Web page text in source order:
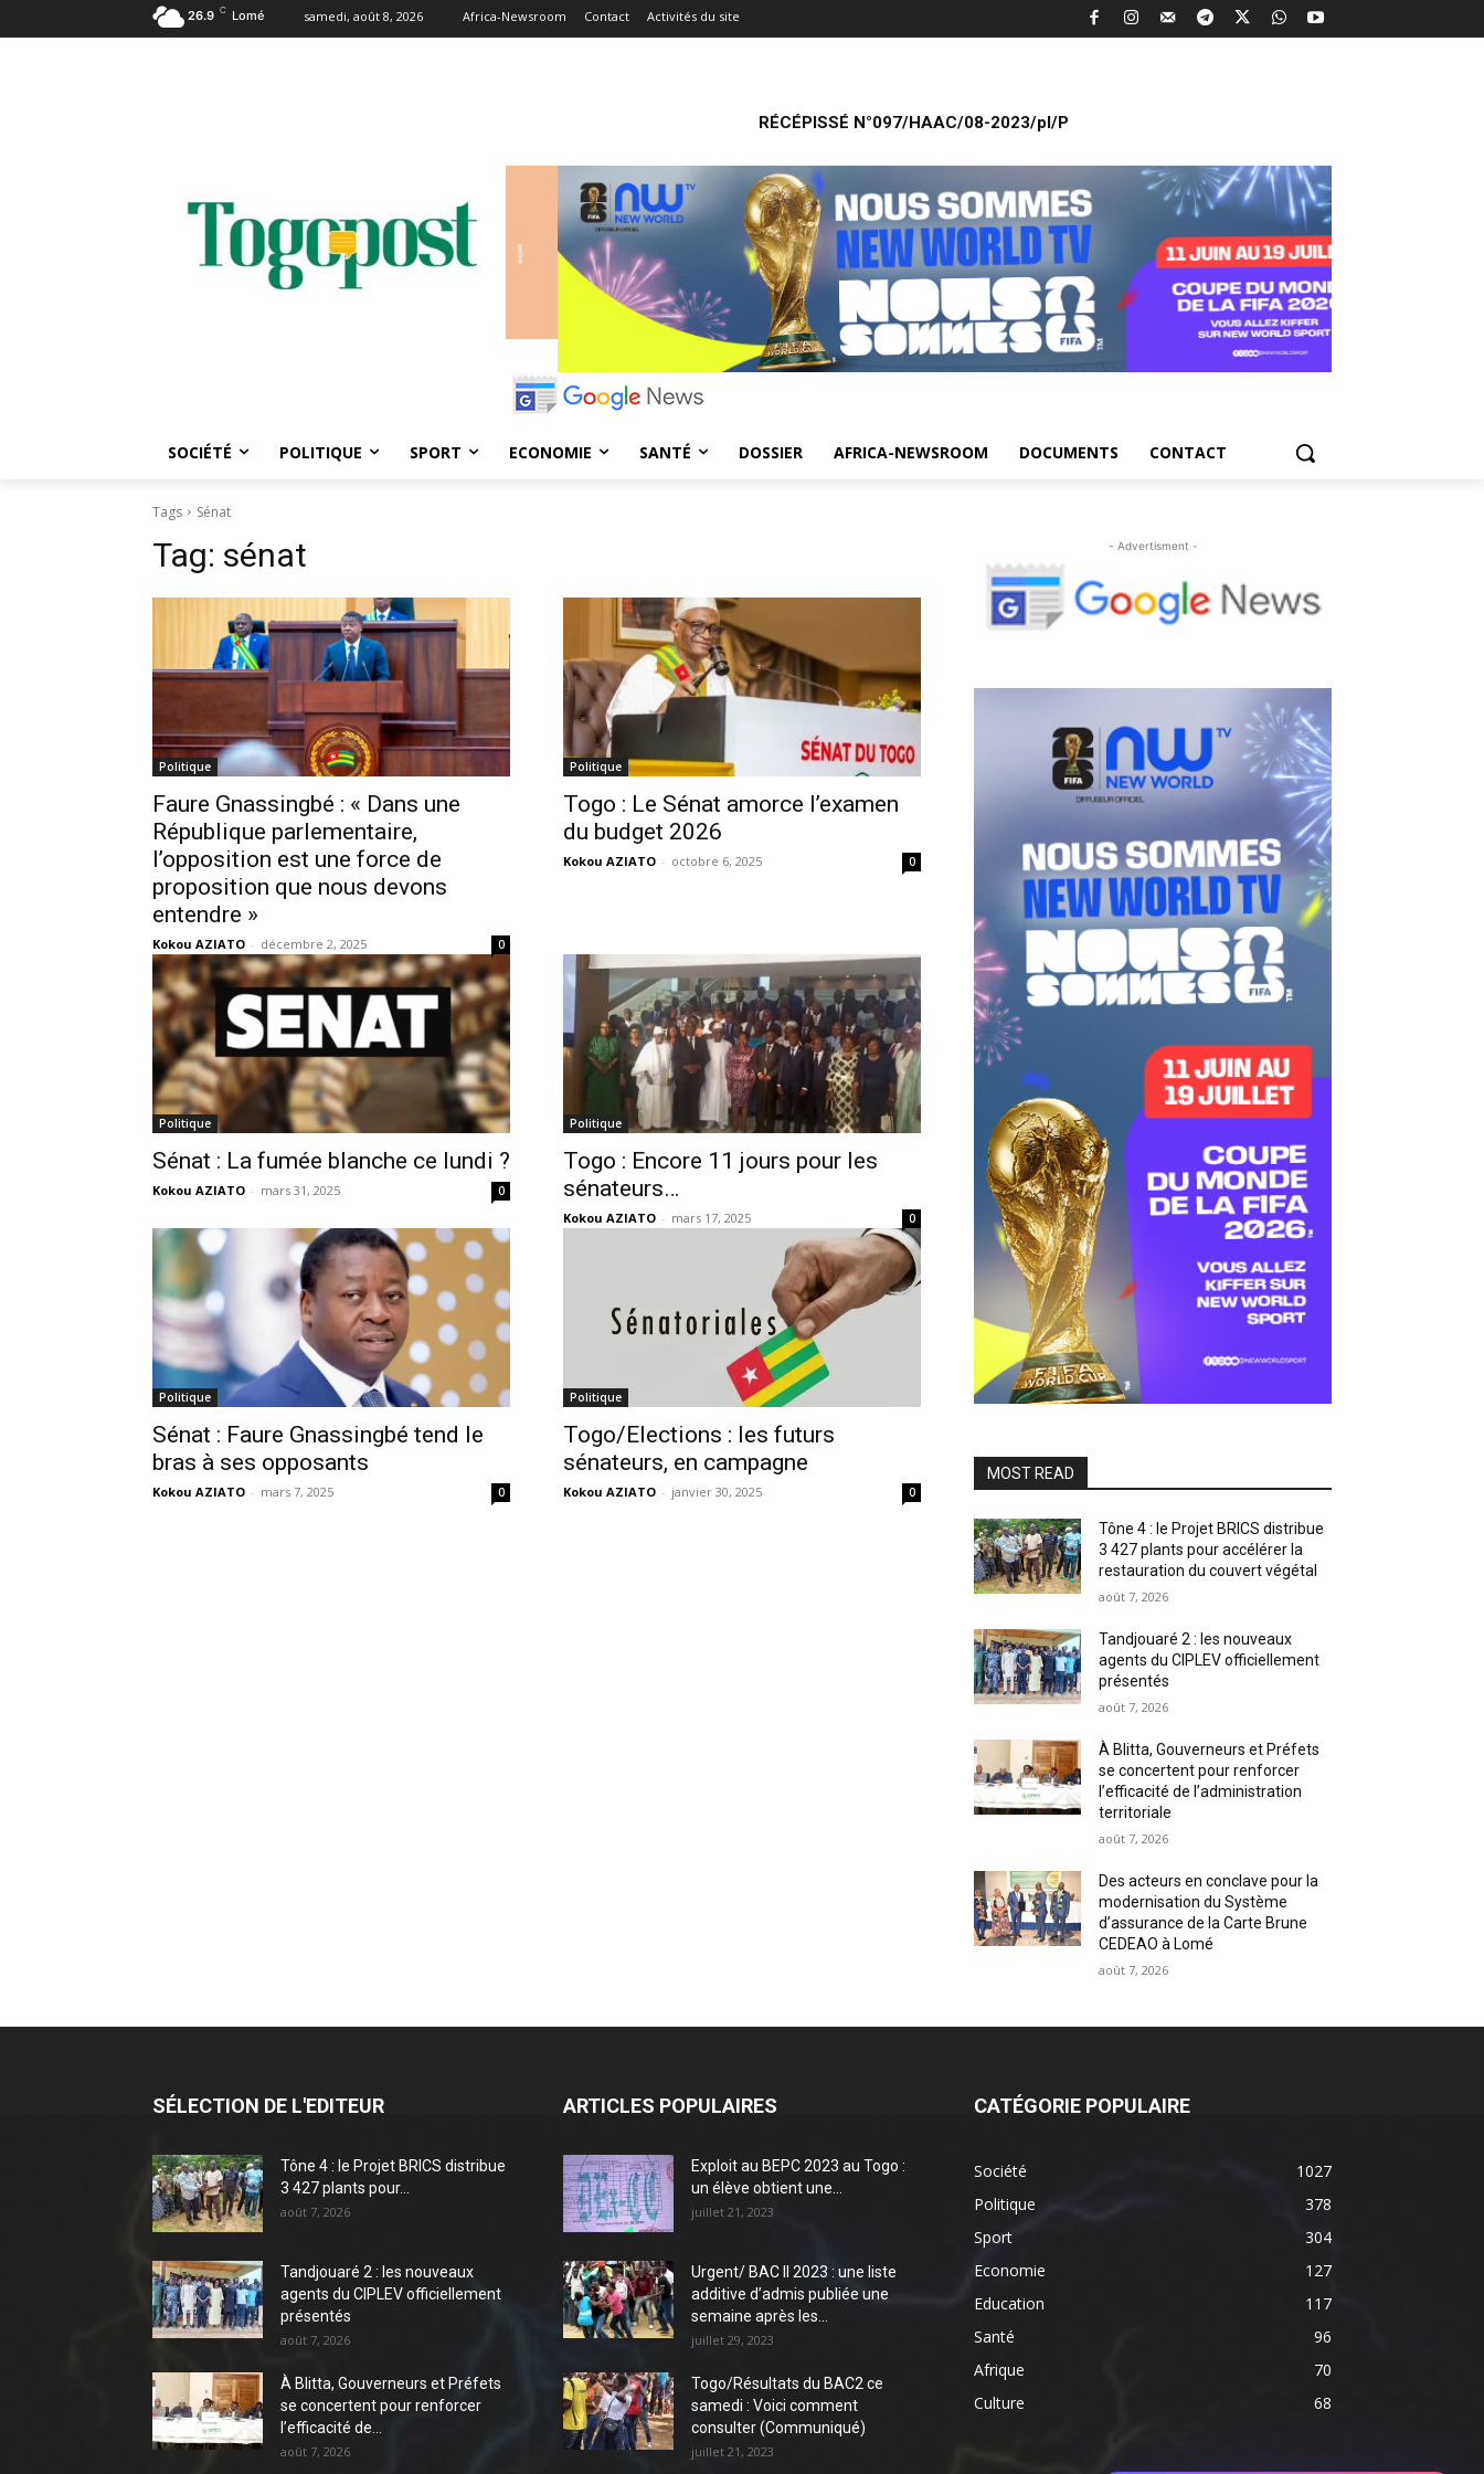
26.9 C Lomé samedi, août 8, 2026 Africa-Newsroom Contact Activités du site
RÉCÉPISSÉ N°097/HAAC/08-2023/pl/P
SOCIÉTÉ POLITIQUE SPORT ECONOMIE SANTÉ DOSSIER AFRICA-NEWSROOM DOCUMENTS CONTACT
Tags Sénat
Tag: sénat
Politique
Faure Gnassingbé : « Dans une
République parlementaire,
l’opposition est une force de
proposition que nous devons
entendre »
Kokou AZIATO - décembre 2, 2025 0
Politique
Togo : Le Sénat amorce l’examen
du budget 2026
Kokou AZIATO - octobre 6, 2025 0
Politique
Sénat : La fumée blanche ce lundi ?
Kokou AZIATO - mars 31, 2025 0
Politique
Togo : Encore 11 jours pour les
sénateurs…
Kokou AZIATO - mars 17, 2025 0
Politique
Sénat : Faure Gnassingbé tend le
bras à ses opposants
Kokou AZIATO - mars 7, 2025 0
Politique
Togo/Elections : les futurs
sénateurs, en campagne
Kokou AZIATO - janvier 30, 2025 0
- Advertisment -
MOST READ
Tône 4 : le Projet BRICS distribue
3 427 plants pour accélérer la
restauration du couvert végétal
août 7, 2026
Tandjouaré 2 : les nouveaux
agents du CIPLEV officiellement
présentés
août 7, 2026
À Blitta, Gouverneurs et Préfets
se concertent pour renforcer
l’efficacité de l’administration
territoriale
août 7, 2026
Des acteurs en conclave pour la
modernisation du Système
d’assurance de la Carte Brune
CEDEAO à Lomé
août 7, 2026
SÉLECTION DE L'EDITEUR
Tône 4 : le Projet BRICS distribue
3 427 plants pour...
août 7, 2026
Tandjouaré 2 : les nouveaux
agents du CIPLEV officiellement
présentés
août 7, 2026
À Blitta, Gouverneurs et Préfets
se concertent pour renforcer
l’efficacité de...
août 7, 2026
ARTICLES POPULAIRES
Exploit au BEPC 2023 au Togo :
un élève obtient une...
juillet 21, 2023
Urgent/ BAC II 2023 : une liste
additive d’admis publiée une
semaine après les...
juillet 29, 2023
Togo/Résultats du BAC2 ce
samedi : Voici comment
consulter (Communiqué)
juillet 21, 2023
CATÉGORIE POPULAIRE
Société
1027
Politique
378
Sport
304
Economie
127
Education
117
Santé
96
Afrique
70
Culture
68